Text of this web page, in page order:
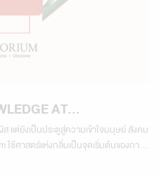
AT
แต่ยังเป็นประตูสู่ความเข้าใจมนุษย์ สังคม
ใช้ศาสตร์แห่งกลิ่นเป็นจุดเริ่มต้นของการ
ะพฤติกรรมมนุษย์ ทำความเข้าใจความ